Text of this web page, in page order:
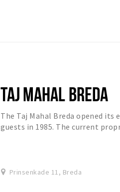
TAJ MAHAL BREDA
The Taj Mahal Breda opened its
guests in 1985. The current
Prinsenkade 11, Breda